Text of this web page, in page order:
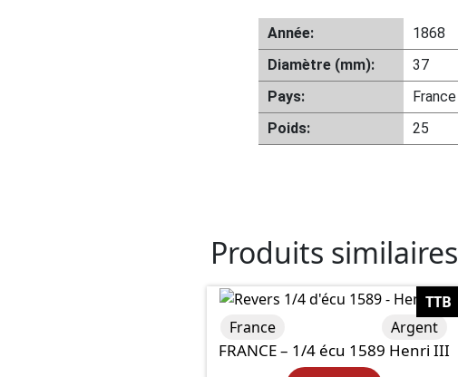
Année: 1868
Diamètre (mm):
37
Pays:
France
Poids:
25
Produits similaires
TTB
FRANCE – 1/4 écu 1589 Henri III
France Argent